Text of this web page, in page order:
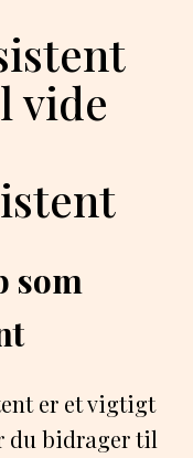
vide
som
er et vigtigt
du bidrager til